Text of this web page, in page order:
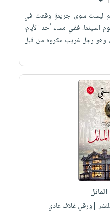
ليست سوى جريمةٍ وقعت في
السينما. ففي مساء أحد الأيام،
وهو رجل غريب مكروه من قبل
|ورقي غلاف عادي